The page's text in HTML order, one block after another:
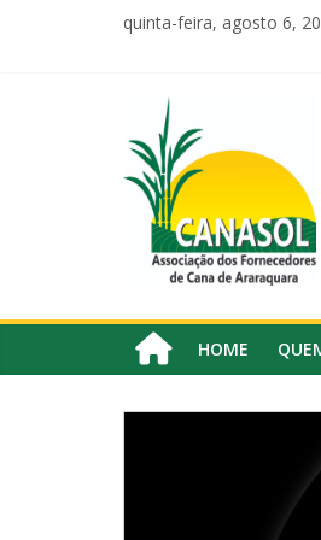
quinta-feira, agosto 6,
Canasol
Associação
dos
Fornecedores
HOME